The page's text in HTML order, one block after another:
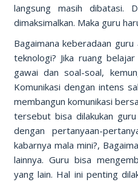
langsung masih dibatasi.
dimaksimalkan. Maka guru
Bagaimana keberadaan
teknologi? Jika ruang
gawai dan soal-soal,
Komunikasi dengan intens
membangun komunikasi
tersebut bisa dilakukan
dengan pertanyaan-
kabarnya mala mini?,
lainnya. Guru bisa
yang lain. Hal ini penting